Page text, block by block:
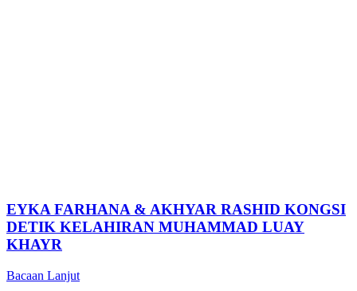
EYKA FARHANA & AKHYAR RASHID KONGSI
DETIK KELAHIRAN MUHAMMAD LUAY
KHAYR
Bacaan Lanjut